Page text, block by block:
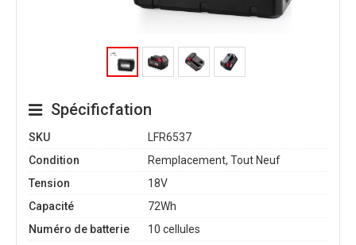
Spécificfation
SKU
LFR6537
Condition
Remplacement, Tout Neuf
Tension
18V
Capacité
72Wh
Numéro de batterie
10 cellules